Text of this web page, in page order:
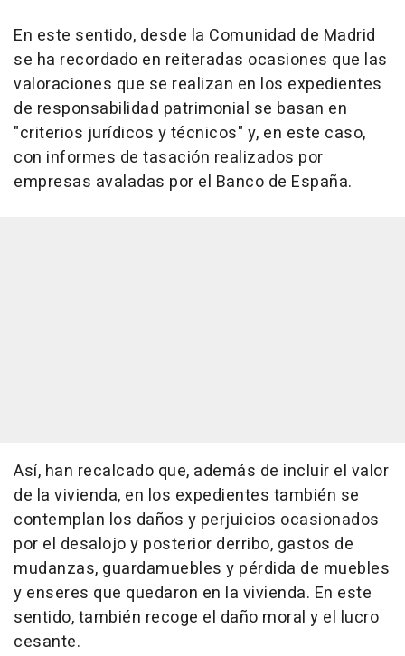
En este sentido, desde la Comunidad de Madrid
se ha recordado en reiteradas ocasiones que las
valoraciones que se realizan en los expedientes
de responsabilidad patrimonial se basan en
"criterios jurídicos y técnicos" y, en este caso,
con informes de tasación realizados por
empresas avaladas por el Banco de España.
Así, han recalcado que, además de incluir el valor
de la vivienda, en los expedientes también se
contemplan los daños y perjuicios ocasionados
por el desalojo y posterior derribo, gastos de
mudanzas, guardamuebles y pérdida de muebles
y enseres que quedaron en la vivienda. En este
sentido, también recoge el daño moral y el lucro
cesante.